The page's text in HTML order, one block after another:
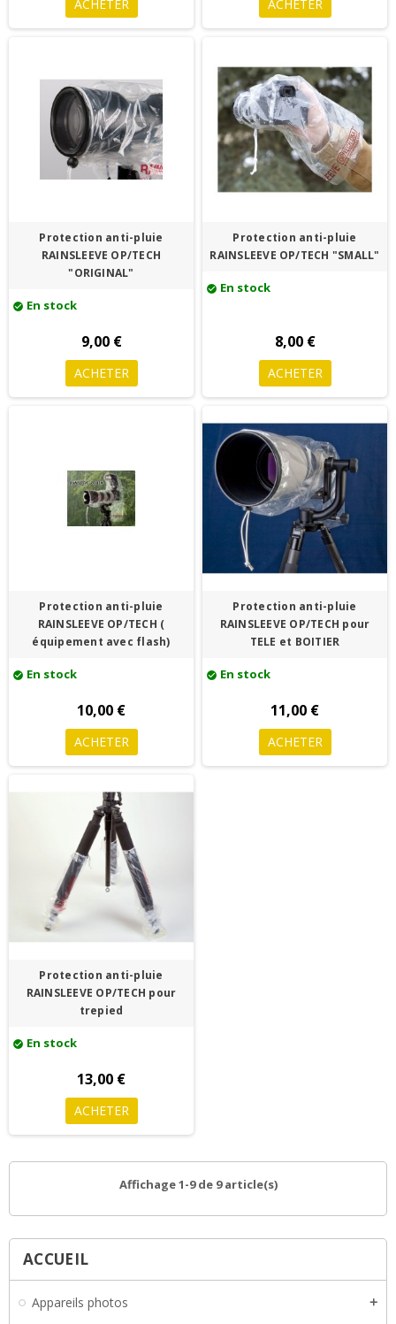
ACCUEIL
Appareils photos add
ACHETER ACHETER
Protection anti-pluie
RAINSLEEVE OP/TECH
"ORIGINAL"
check_circle En stock
9,00 €
ACHETER
Protection anti-pluie
RAINSLEEVE OP/TECH "SMALL"
check_circle En stock
8,00 €
ACHETER
Protection anti-pluie
RAINSLEEVE OP/TECH (
équipement avec flash)
check_circle En stock
10,00 €
ACHETER
Protection anti-pluie
RAINSLEEVE OP/TECH pour
TELE et BOITIER
check_circle En stock
11,00 €
ACHETER
Protection anti-pluie
RAINSLEEVE OP/TECH pour
trepied
check_circle En stock
13,00 €
ACHETER
Affichage 1-9 de 9 article(s)